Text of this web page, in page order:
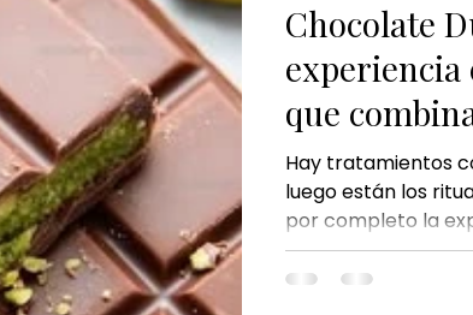
Chocolate
que
envoltura y
Hay tratamientos
luego están los
por completo la
Chocolate Dubai
categoría: un